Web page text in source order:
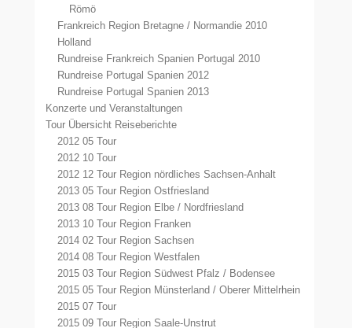
Römö
Frankreich Region Bretagne / Normandie 2010
Holland
Rundreise Frankreich Spanien Portugal 2010
Rundreise Portugal Spanien 2012
Rundreise Portugal Spanien 2013
Konzerte und Veranstaltungen
Tour Übersicht Reiseberichte
2012 05 Tour
2012 10 Tour
2012 12 Tour Region nördliches Sachsen-Anhalt
2013 05 Tour Region Ostfriesland
2013 08 Tour Region Elbe / Nordfriesland
2013 10 Tour Region Franken
2014 02 Tour Region Sachsen
2014 08 Tour Region Westfalen
2015 03 Tour Region Südwest Pfalz / Bodensee
2015 05 Tour Region Münsterland / Oberer Mittelrhein
2015 07 Tour
2015 09 Tour Region Saale-Unstrut